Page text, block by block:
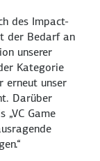
des Impact-
der Bedarf an
unserer
Kategorie
erneut unser
Darüber
Game